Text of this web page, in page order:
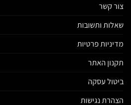
צור קשר
שאלות ותשובות
מדיניות פרטיות
תקנון האתר
ביטול עסקה
הצהרת נגישות